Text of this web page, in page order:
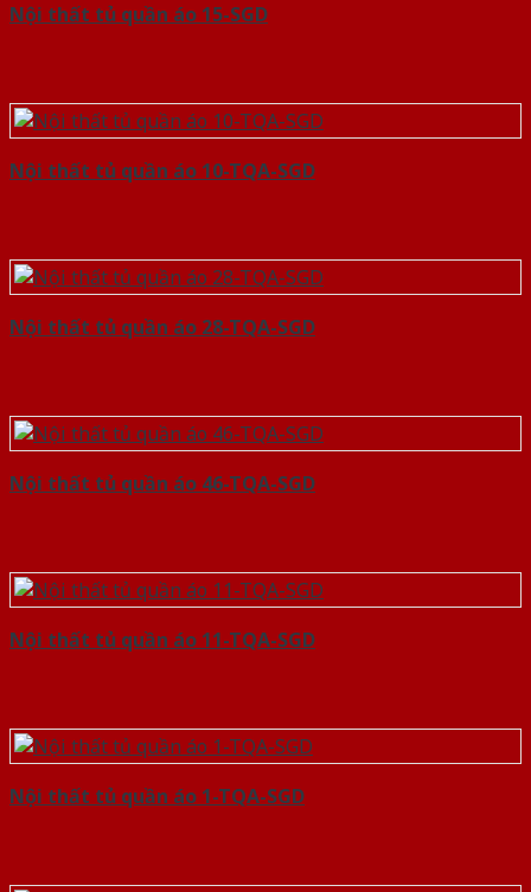
Nội thất tủ quần áo 15-SGD
Nội thất tủ quần áo 10-TQA-SGD
Nội thất tủ quần áo 28-TQA-SGD
Nội thất tủ quần áo 46-TQA-SGD
Nội thất tủ quần áo 11-TQA-SGD
Nội thất tủ quần áo 1-TQA-SGD